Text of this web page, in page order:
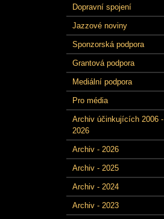
Dopravní spojení
Jazzové noviny
Sponzorská podpora
Grantová podpora
Mediální podpora
Pro média
Archiv účinkujících 2006 -
2026
Archiv - 2026
Archiv - 2025
Archiv - 2024
Archiv - 2023